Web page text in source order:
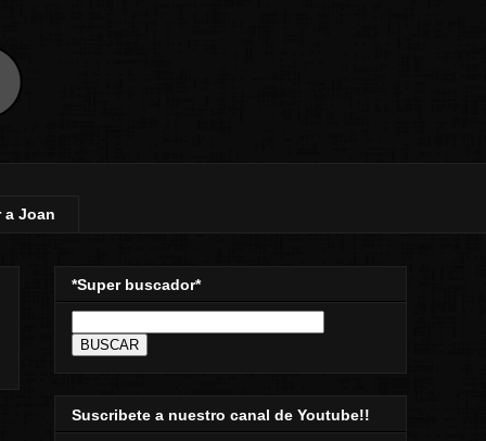
a Joan
*Super buscador*
Suscribete a nuestro canal de Youtube!!